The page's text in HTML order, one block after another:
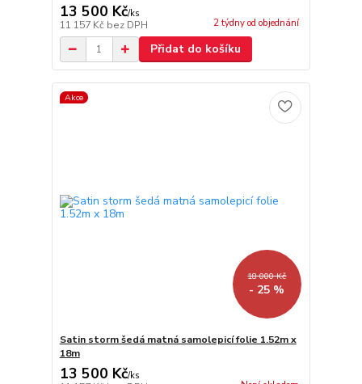
13 500 Kč/ks
11 157 Kč bez DPH 2 týdny od objednání
Přidat do košíku
Akce
18 000 Kč
- 25 %
Satin storm šedá matná samolepicí folie 1.52m x
18m
13 500 Kč/ks